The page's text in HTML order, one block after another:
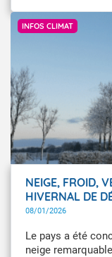
sont attendues
sur les Landes et
INFOS CLIMAT
Infoclimat /
NEIGE, FROID,
HIVERNAL DE
08/01/2026
Le pays a été
neige